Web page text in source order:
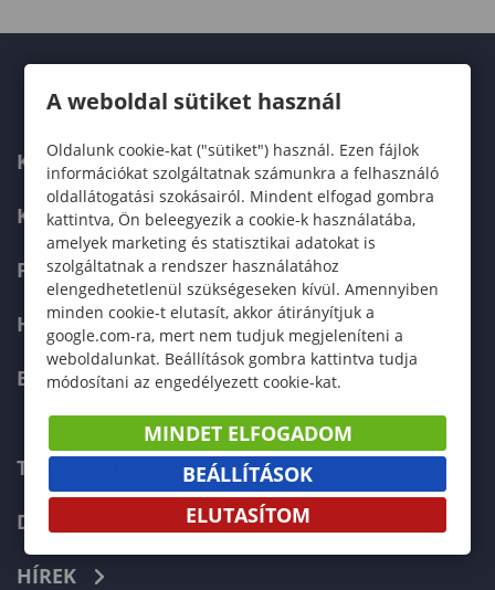
KARUNK
KÉPZÉSEK
FELVÉTELIZŐKNEK
HALLGATÓKNAK
ERASMUS+
TELEFONKÖNYV
DOKUMENTUMOK
HÍREK
A weboldal sütiket használ
Oldalunk cookie-kat ("sütiket") használ. Ezen fájlok
információkat szolgáltatnak számunkra a felhasználó
oldallátogatási szokásairól. Mindent elfogad gombra
kattintva, Ön beleegyezik a cookie-k használatába,
amelyek marketing és statisztikai adatokat is
szolgáltatnak a rendszer használatához
elengedhetetlenül szükségeseken kívül. Amennyiben
minden cookie-t elutasít, akkor átirányítjuk a
google.com-ra, mert nem tudjuk megjeleníteni a
weboldalunkat. Beállítások gombra kattintva tudja
módosítani az engedélyezett cookie-kat.
MINDET ELFOGADOM
BEÁLLÍTÁSOK
ELUTASÍTOM